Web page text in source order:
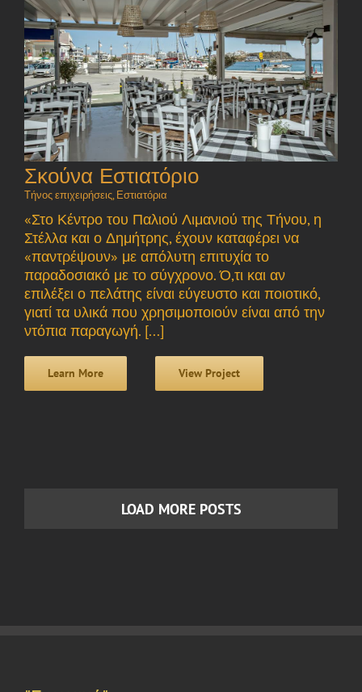
Σκούνα Εστιατόριο
Τήνος επιχειρήσεις, Εστιατόρια
«Στο Κέντρο του Παλιού Λιμανιού της Τήνου, η
Στέλλα και ο Δημήτρης, έχουν καταφέρει να
«παντρέψουν» με απόλυτη επιτυχία το
παραδοσιακό με το σύγχρονο. Ό,τι και αν
επιλέξει ο πελάτης είναι εύγευστο και ποιοτικό,
γιατί τα υλικά που χρησιμοποιούν είναι από την
ντόπια παραγωγή. [...]
Learn More View Project
LOAD MORE POSTS